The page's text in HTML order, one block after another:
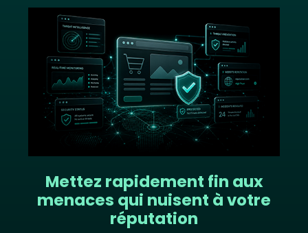
Mettez rapidement fin aux
menaces qui nuisent à votre
réputation